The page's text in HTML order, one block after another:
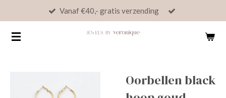
naar
Vanaf €40,- gratis verzending
Oorbellen black